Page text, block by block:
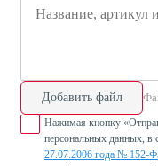
Добавить файл
Нажимая кнопку
персональных данных, в
27.07.2006 года № 152-